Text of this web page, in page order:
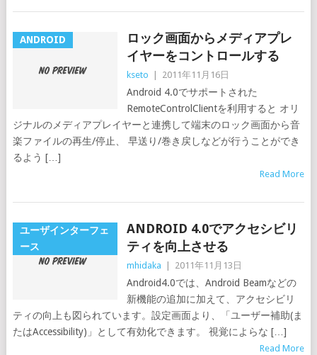
ANDROID
ロック画面からメディアプレ
イヤーをコントロールする
kseto 2011年11月16日
Android 4.0でサポートされた
RemoteControlClientを利用すると オリ
ジナルのメディアプレイヤーと連携して端末のロック画面から音
楽ファイルの再生/停止、 早送り/巻き戻しなどが行うことができ
るよう […]
Read More
ユーザインターフェ
ース
ANDROID 4.0でアクセシビリ
ティを向上させる
mhidaka 2011年11月13日
Android4.0では、Android Beamなどの
新機能の追加に加えて、アクセシビリ
ティの向上も図られています。設定画面より、「ユーザー補助(ま
たはAccessibility)」として有効化できます。 視覚によらな […]
Read More